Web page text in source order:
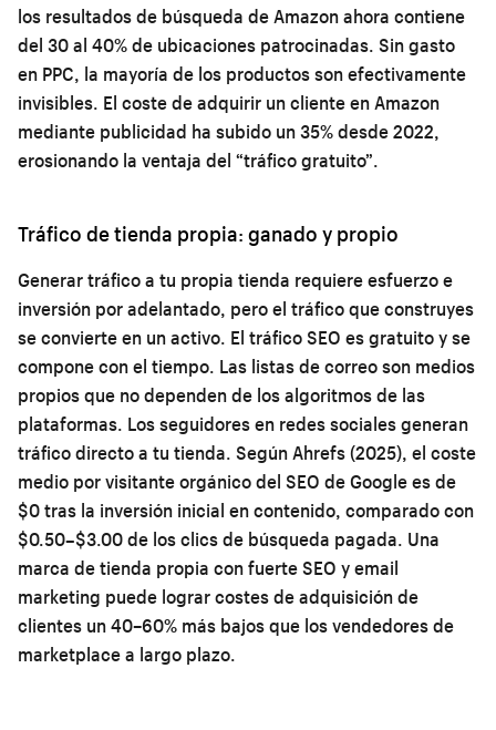
los resultados de búsqueda de Amazon ahora contiene
del 30 al 40% de ubicaciones patrocinadas. Sin gasto
en PPC, la mayoría de los productos son efectivamente
invisibles. El coste de adquirir un cliente en Amazon
mediante publicidad ha subido un 35% desde 2022,
erosionando la ventaja del “tráfico gratuito”.
Tráfico de tienda propia: ganado y propio
Generar tráfico a tu propia tienda requiere esfuerzo e
inversión por adelantado, pero el tráfico que construyes
se convierte en un activo. El tráfico SEO es gratuito y se
compone con el tiempo. Las listas de correo son medios
propios que no dependen de los algoritmos de las
plataformas. Los seguidores en redes sociales generan
tráfico directo a tu tienda. Según Ahrefs (2025), el coste
medio por visitante orgánico del SEO de Google es de
$0 tras la inversión inicial en contenido, comparado con
$0.50–$3.00 de los clics de búsqueda pagada. Una
marca de tienda propia con fuerte SEO y email
marketing puede lograr costes de adquisición de
clientes un 40–60% más bajos que los vendedores de
marketplace a largo plazo.